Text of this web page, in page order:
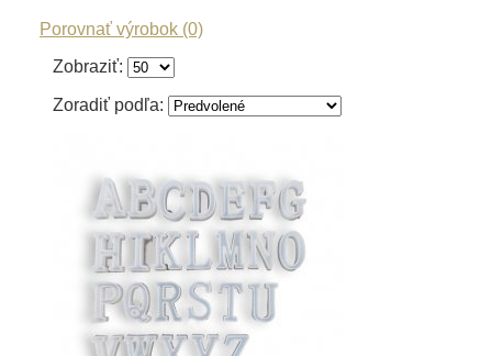
Porovnať výrobok (0)
Zobraziť:
Zoradiť podľa: